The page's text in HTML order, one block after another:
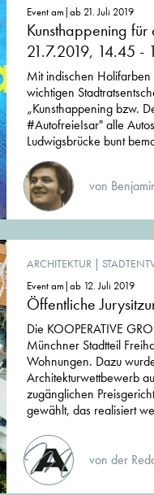
Event am|ab 21. Juli 2019
Kunsthappening
21.7.2019, 14.45 -
Mit indischen
wichtigen
„Kunsthappening bzw.
#AutofreieIsar" alle
Ludwigsbrücke bunt
von
ARCHITEKTUR |
Event am|ab 12. Juli 2019
Öffentliche
Die KOOPERATIVE
Münchner Stadtteil
Wohnungen. Dazu
Architekturwettbewerb
zugänglichen
gewählt, das realisiert
von der